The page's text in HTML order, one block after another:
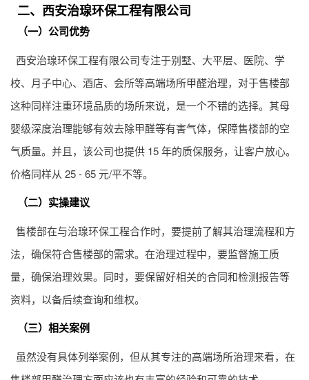
二、西安治瑔环保工程有限公司
（一）公司优势
西安治瑔环保工程有限公司专注于别墅、大平层、医院、学
校、月子中心、酒店、会所等高端场所甲醛治理，对于售楼部
这种同样注重环境品质的场所来说，是一个不错的选择。其母
婴级深度治理能够有效去除甲醛等有害气体，保障售楼部的空
气质量。并且，该公司也提供 15 年的质保服务，让客户放心。
价格同样从 25 - 65 元/平不等。
（二）实操建议
售楼部在与治瑔环保工程合作时，要提前了解其治理流程和方
法，确保符合售楼部的需求。在治理过程中，要监督施工质
量，确保治理效果。同时，要保留好相关的合同和检测报告等
资料，以备后续查询和维权。
（三）相关案例
虽然没有具体列举案例，但从其专注的高端场所治理来看，在